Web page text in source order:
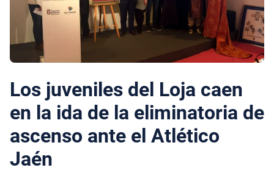
Los juveniles del Loja caen
en la ida de la eliminatoria de
ascenso ante el Atlético
Jaén